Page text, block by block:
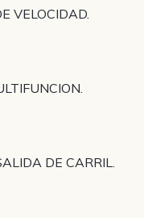
VELOCIDAD.
DE CARRIL.